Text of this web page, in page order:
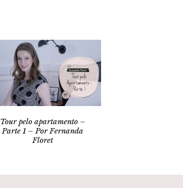
Tour pelo apartamento –
Parte 1 – Por Fernanda
Floret